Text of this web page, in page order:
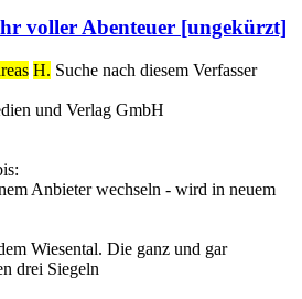
voller Abenteuer [ungekürzt]
H. Suche nach diesem Verfasser
und Verlag GmbH
Anbieter wechseln - wird in neuem